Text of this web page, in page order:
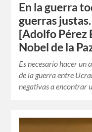
En la guerra
guerras
[Adolfo Pérez
Nobel de la
Es necesario hacer un
de la guerra entre
negativas a encontrar